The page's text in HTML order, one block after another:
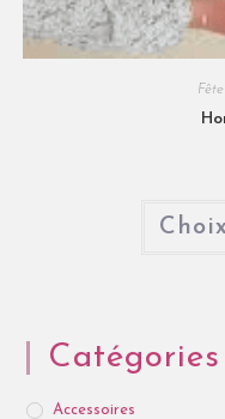
Catégories
Accessoires